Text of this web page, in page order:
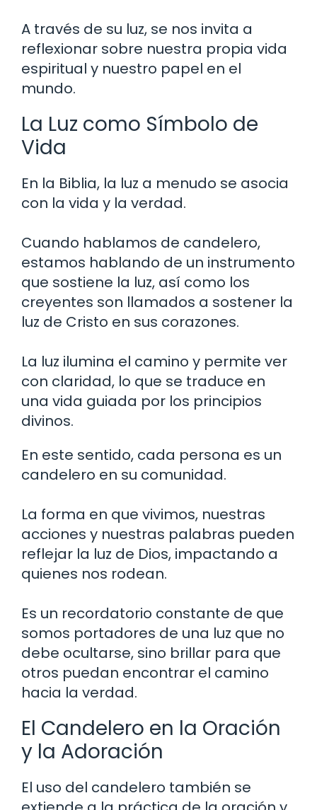
A través de su luz, se nos invita a
reflexionar sobre nuestra propia vida
espiritual y nuestro papel en el
mundo.
La Luz como Símbolo de
Vida
En la Biblia, la luz a menudo se asocia
con la vida y la verdad.
Cuando hablamos de candelero,
estamos hablando de un instrumento
que sostiene la luz, así como los
creyentes son llamados a sostener la
luz de Cristo en sus corazones.
La luz ilumina el camino y permite ver
con claridad, lo que se traduce en
una vida guiada por los principios
divinos.
En este sentido, cada persona es un
candelero en su comunidad.
La forma en que vivimos, nuestras
acciones y nuestras palabras pueden
reflejar la luz de Dios, impactando a
quienes nos rodean.
Es un recordatorio constante de que
somos portadores de una luz que no
debe ocultarse, sino brillar para que
otros puedan encontrar el camino
hacia la verdad.
El Candelero en la Oración
y la Adoración
El uso del candelero también se